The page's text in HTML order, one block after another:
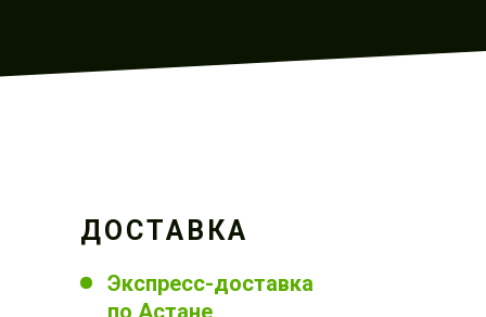
Экспресс-доставка
по Астане
ДОСТАВКА